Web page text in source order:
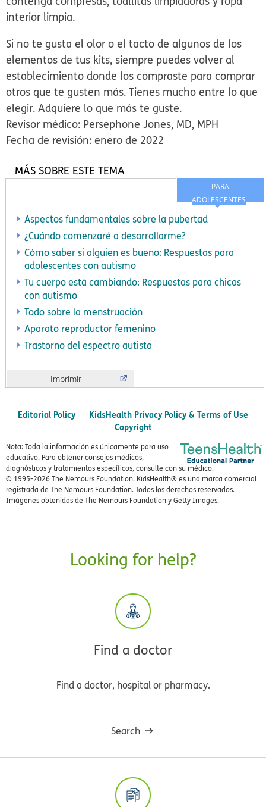
interior limpia.
Si no te gusta el olor o el tacto de algunos de los
elementos de tus kits, siempre puedes volver al
establecimiento donde los compraste para comprar
otros que te gusten más. Tienes mucho entre lo que
elegir. Adquiere lo que más te guste.
Revisor médico: Persephone Jones, MD, MPH
Fecha de revisión: enero de 2022
PARA
ADOLESCENTES
MÁS SOBRE ESTE TEMA
Aspectos fundamentales sobre la pubertad
¿Cuándo comenzaré a desarrollarme?
Cómo saber si alguien es bueno: Respuestas para
adolescentes con autismo
Tu cuerpo está cambiando: Respuestas para chicas
con autismo
Todo sobre la menstruación
Aparato reproductor femenino
Trastorno del espectro autista
Imprimir
Editorial Policy
KidsHealth Privacy Policy & Terms of Use
Copyright
Nota: Toda la información es únicamente para uso
educativo. Para obtener consejos médicos,
diagnósticos y tratamientos específicos, consulte con su médico.
© 1995-2026 The Nemours Foundation. KidsHealth® es una marca comercial
registrada de The Nemours Foundation. Todos los derechos reservados.
Imágenes obtenidas de The Nemours Foundation y Getty Images.
Looking for help?
Find a doctor
Find a doctor, hospital or pharmacy.
Search